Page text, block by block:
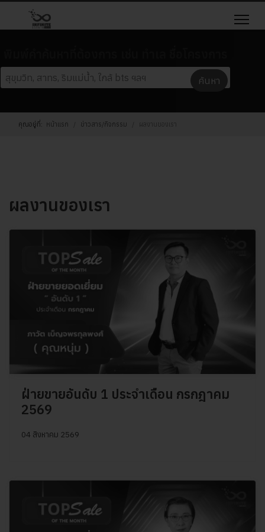
คุณอยู่ที่: หน้าแรก ข่าวสาร/กิจกรรม
ผลงานของเรา
ฝ่ายขายอันดับ 1 ประจำเดือน กรกฎาคม
2569
04 สิงหาคม 2569